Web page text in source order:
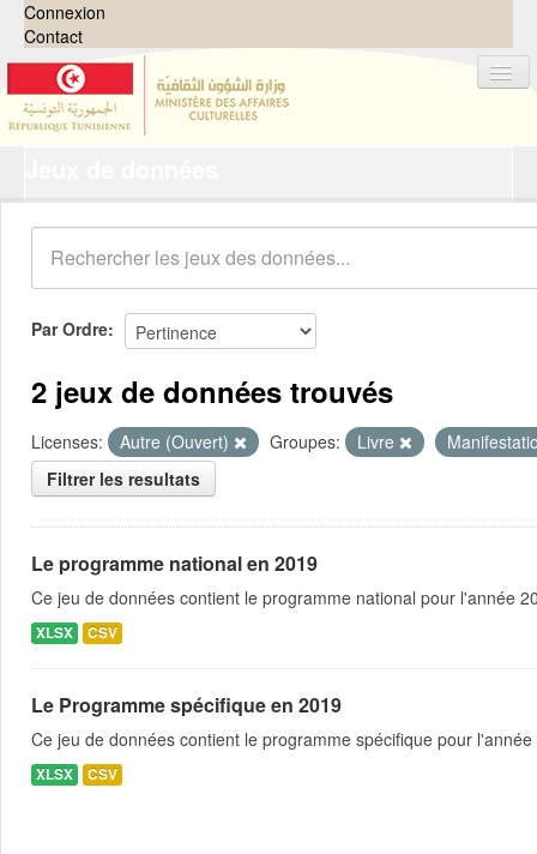
Connexion
Contact
Organisations
Groupes
Demandes 0
À propos
Par Ordre
2 jeux de données trouvés
Licenses: Autre (Ouvert) Groupes: Livre
Filtrer les resultats
Le programme national en 2019
Ce jeu de données contient le programme national pour l'année
XLSX CSV
Le Programme spécifique en 2019
Ce jeu de données contient le programme spécifique pour
XLSX CSV